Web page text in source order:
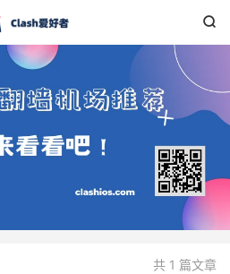

共 1 篇文章